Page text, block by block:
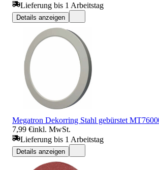
Lieferung bis 1 Arbeitstag
Details anzeigen
Megatron Dekorring Stahl gebürstet
7,99 €inkl. MwSt.
Lieferung bis 1 Arbeitstag
Details anzeigen